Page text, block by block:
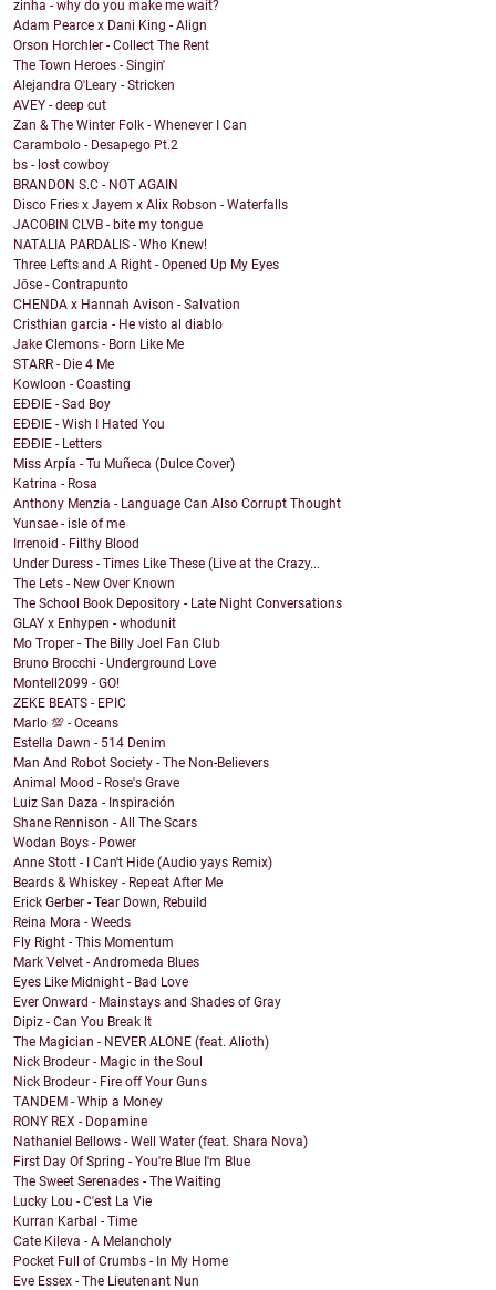
zinha - why do you make me wait?
Adam Pearce x Dani King - Align
Orson Horchler - Collect The Rent
The Town Heroes - Singin'
Alejandra O'Leary - Stricken
AVEY - deep cut
Zan & The Winter Folk - Whenever I Can
Carambolo - Desapego Pt.2
bs - lost cowboy
BRANDON S.C - NOT AGAIN
Disco Fries x Jayem x Alix Robson - Waterfalls
JACOBIN CLVB - bite my tongue
NATALIA PARDALIS - Who Knew!
Three Lefts and A Right - Opened Up My Eyes
Jōse - Contrapunto
CHENDA x Hannah Avison - Salvation
Cristhian garcia - He visto al diablo
Jake Clemons - Born Like Me
STARR - Die 4 Me
Kowloon - Coasting
EĐĐIE - Sad Boy
EĐĐIE - Wish I Hated You
EĐĐIE - Letters
Miss Arpía - Tu Muñeca (Dulce Cover)
Katrina - Rosa
Anthony Menzia - Language Can Also Corrupt Thought
Yunsae - isle of me
Irrenoid - Filthy Blood
Under Duress - Times Like These (Live at the Crazy...
The Lets - New Over Known
The School Book Depository - Late Night Conversations
GLAY x Enhypen - whodunit
Mo Troper - The Billy Joel Fan Club
Bruno Brocchi - Underground Love
Montell2099 - GO!
ZEKE BEATS - EPIC
Marlo 💯 - Oceans
Estella Dawn - 514 Denim
Man And Robot Society - The Non-Believers
Animal Mood - Rose's Grave
Luiz San Daza - Inspiración
Shane Rennison - All The Scars
Wodan Boys - Power
Anne Stott - I Can't Hide (Audio yays Remix)
Beards & Whiskey - Repeat After Me
Erick Gerber - Tear Down, Rebuild
Reina Mora - Weeds
Fly Right - This Momentum
Mark Velvet - Andromeda Blues
Eyes Like Midnight - Bad Love
Ever Onward - Mainstays and Shades of Gray
Dipiz - Can You Break It
The Magician - NEVER ALONE (feat. Alioth)
Nick Brodeur - Magic in the Soul
Nick Brodeur - Fire off Your Guns
TANDEM - Whip a Money
RONY REX - Dopamine
Nathaniel Bellows - Well Water (feat. Shara Nova)
First Day Of Spring - You're Blue I'm Blue
The Sweet Serenades - The Waiting
Lucky Lou - C'est La Vie
Kurran Karbal - Time
Cate Kileva - A Melancholy
Pocket Full of Crumbs - In My Home
Eve Essex - The Lieutenant Nun